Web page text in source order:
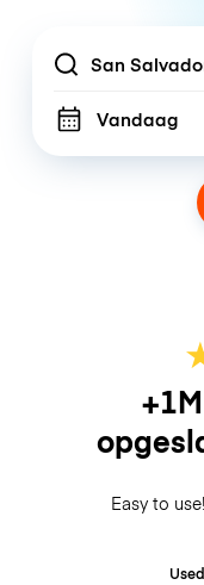
Location
Vandaag
Easy to